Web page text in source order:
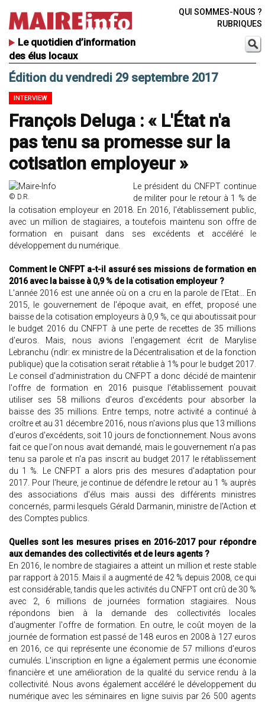
Le quotidien d’information
des élus locaux
QUI SOMMES-NOUS ?
RUBRIQUES
Édition du vendredi 29 septembre 2017
INTERVIEW
François Deluga : « L'État n'a
pas tenu sa promesse sur la
cotisation employeur »
© D.R.
Le président du CNFPT continue
de militer pour le retour à 1 % de
la cotisation employeur en 2018. En 2016, l'établissement public,
avec un million de stagiaires, a toutefois maintenu son offre de
formation en puisant dans ses excédents et accéléré le
développement du numérique.
Comment le CNFPT a-t-il assuré ses missions de formation en
2016 avec la baisse à 0,9 % de la cotisation employeur ?
L'année 2016 est une année où on a cru en la parole de l'Etat… En
2015, le gouvernement de l'époque avait, en effet, proposé une
baisse de la cotisation employeurs à 0,9 %, ce qui aboutissait pour
le budget 2016 du CNFPT à une perte de recettes de 35 millions
d'euros. Mais, nous avions l'engagement écrit de Marylise
Lebranchu (ndlr: ex ministre de la Décentralisation et de la fonction
publique) que la cotisation serait rétablie à 1% pour le budget 2017.
Le conseil d'administration du CNFPT a donc décidé de maintenir
l'offre de formation en 2016 puisque l'établissement pouvait
utiliser ses 58 millions d'euros d'excédents pour absorber la
baisse des 35 millions. Entre temps, notre activité a continué à
croître et au 31 décembre 2016, nous n'avions plus que 13 millions
d'euros d'excédents, soit 10 jours de fonctionnement. Nous avons
fait ce que l'on nous avait demandé, mais le gouvernement n'a pas
tenu sa parole et n'a pas inscrit au budget 2017 le rétablissement
du 1 %. Le CNFPT a alors pris des mesures d'adaptation pour
2017. Pour l'heure, je continue de défendre le retour au 1 % auprès
des associations d'élus mais aussi des différents ministres
concernés, parmi lesquels Gérald Darmanin, ministre de l'Action et
des Comptes publics.
Quelles sont les mesures prises en 2016-2017 pour répondre
aux demandes des collectivités et de leurs agents ?
En 2016, le nombre de stagiaires a atteint un million et reste stable
par rapport à 2015. Mais il a augmenté de 42 % depuis 2008, ce qui
est considérable, tandis que les activités du CNFPT ont crû de 30 %
avec 2, 6 millions de journées formation stagiaires. Nous
répondons bien à la demande des collectivités locales
d'augmenter l'offre de formation. En outre, le coût moyen de la
journée de formation est passé de 148 euros en 2008 à 127 euros
en 2016, ce qui représente une économie de 57 millions d'euros
cumulés. L'inscription en ligne a également permis une économie
financière et une amélioration de la qualité du service rendu à la
collectivité. Nous avons également accéléré le développement du
numérique avec les séminaires en ligne suivis par 26 500 agents